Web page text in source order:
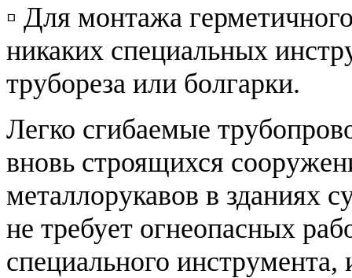
▫ Для монтажа
никаких специальных
трубореза или болгарки.
Легко сгибаемые
вновь строящихся
металлорукавов в зданиях
не требует огнеопасных
специального